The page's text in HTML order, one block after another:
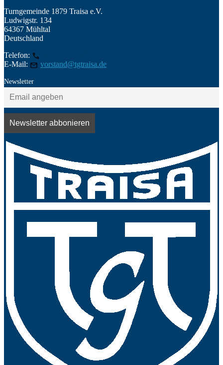
Turngemeinde 1879 Traisa e.V.
Ludwigstr. 134
64367 Mühltal
Deutschland
Telefon:
E-Mail:
vorstand@tgtraisa.de
Newsletter